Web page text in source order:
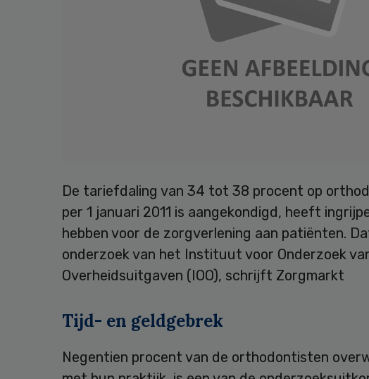
De tariefdaling van 34 tot 38 procent op
per 1 januari 2011 is aangekondigd, heeft
hebben voor de zorgverlening aan patiënten.
onderzoek van het Instituut voor Onderzoek
Overheidsuitgaven (IOO), schrijft Zorgmarkt
Tijd- en geldgebrek
Negentien procent van de orthodontisten